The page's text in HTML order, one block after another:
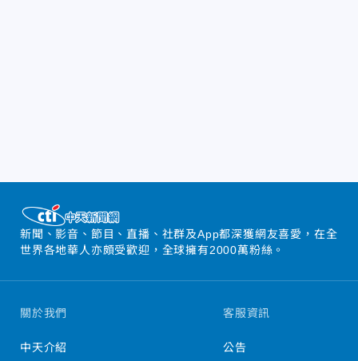
新聞、影音、節目、直播、社群及App都深獲網友喜愛，在全
世界各地華人亦頗受歡迎，全球擁有2000萬粉絲。
關於我們
中天介紹
客服資訊
公告